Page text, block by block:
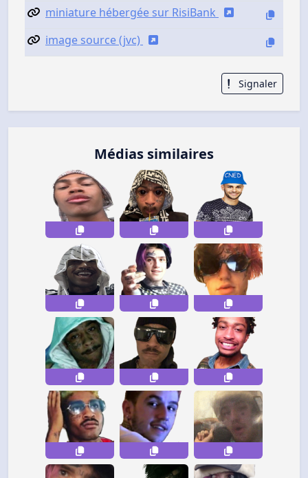
miniature hébergée sur RisiBank
image source (jvc)
Signaler
Médias similaires